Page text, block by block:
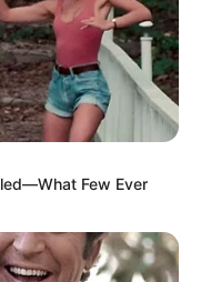
vom
in
nördlich von
als Markierung auf
Few Ever